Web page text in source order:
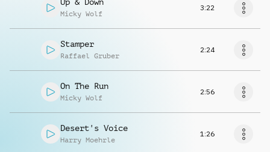
Micky Wolf
3:22
Stamper
Raffael Gruber
2:24
On The Run
Micky Wolf
2:56
Desert's Voice
Harry Moehrle
1:26